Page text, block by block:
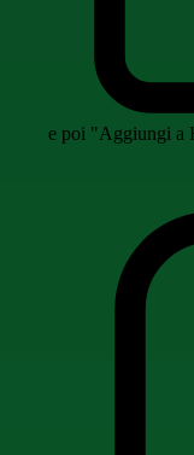
e poi "Aggiungi a